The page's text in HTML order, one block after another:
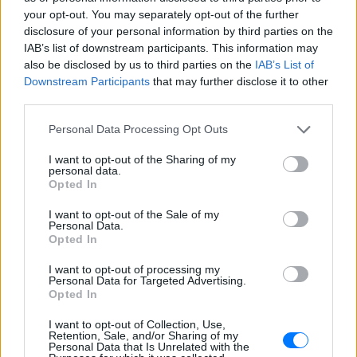
your opt-out. You may separately opt-out of the further
disclosure of your personal information by third parties on the
IAB’s list of downstream participants. This information may
also be disclosed by us to third parties on the IAB’s List of
Downstream Participants that may further disclose it to other
Personal Data Processing Opt Outs
I want to opt-out of the Sharing of my
personal data.
Opted In
I want to opt-out of the Sale of my
Personal Data.
Opted In
I want to opt-out of processing my
Personal Data for Targeted Advertising.
Opted In
I want to opt-out of Collection, Use,
Retention, Sale, and/or Sharing of my
Personal Data that Is Unrelated with the
ΔΕΙΤΕ ΕΠΙΣΗΣ
ΣΤΗΝ ΙΔΙΑ ΚΑΤΗΓΟΡΙΑ
Στον εισαγγελέα σήμερα η
46χρονη για την επίθεση στη
ΠΡΙΝ 7 ΏΡΕΣ